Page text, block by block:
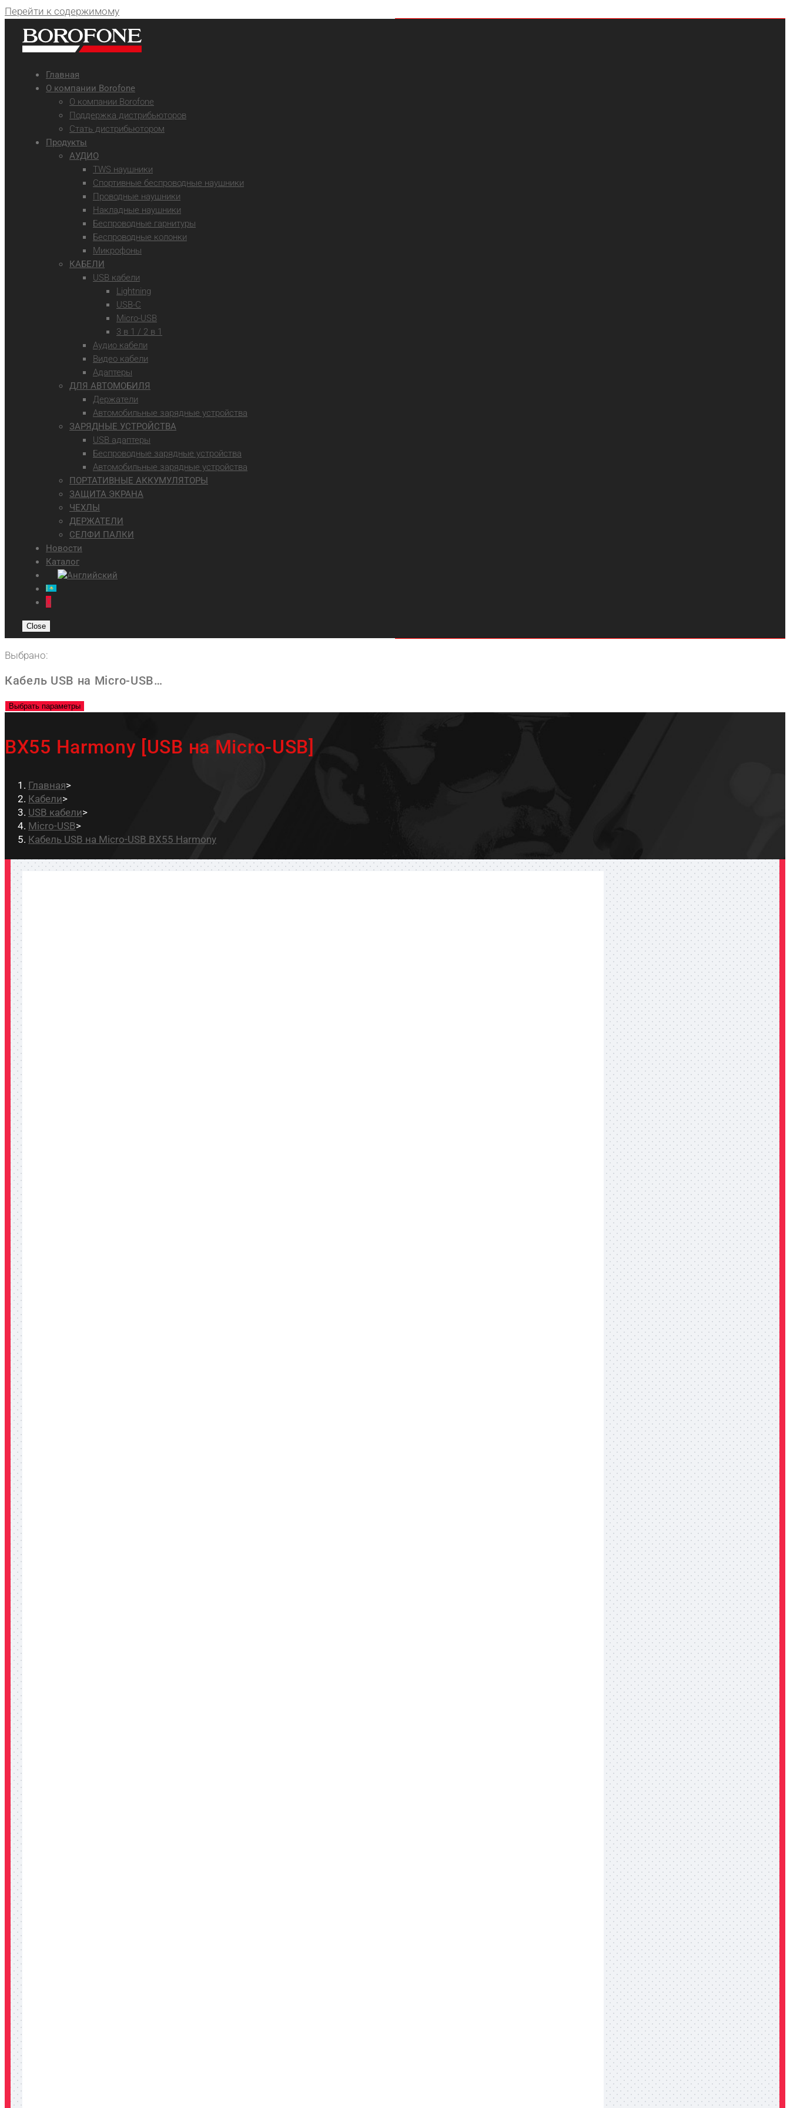
Перейти к содержимому
Главная
О компании Borofone
О компании Borofone
Поддержка дистрибьюторов
Стать дистрибьютором
Продукты
АУДИО
TWS наушники
Спортивные беспроводные наушники
Проводные наушники
Накладные наушники
Беспроводные гарнитуры
Беспроводные колонки
Микрофоны
КАБЕЛИ
USB кабели
Lightning
USB-C
Micro-USB
3 в 1 / 2 в 1
Аудио кабели
Видео кабели
Адаптеры
ДЛЯ АВТОМОБИЛЯ
Держатели
Автомобильные зарядные устройства
ЗАРЯДНЫЕ УСТРОЙСТВА
USB адаптеры
Беспроводные зарядные устройства
Автомобильные зарядные устройства
ПОРТАТИВНЫЕ АККУМУЛЯТОРЫ
ЗАЩИТА ЭКРАНА
ЧЕХЛЫ
ДЕРЖАТЕЛИ
СЕЛФИ ПАЛКИ
Новости
Каталог
0
Close
Выбрано:
Кабель USB на Micro-USB…
Выбрать параметры
BX55 Harmony [USB на Micro-USB]
Главная>
Кабели>
USB кабели>
Micro-USB>
Кабель USB на Micro-USB BX55 Harmony